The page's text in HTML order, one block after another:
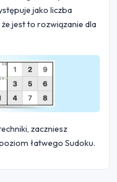
jako liczba
jest to rozwiązanie dla
zaczniesz
łatwego Sudoku.